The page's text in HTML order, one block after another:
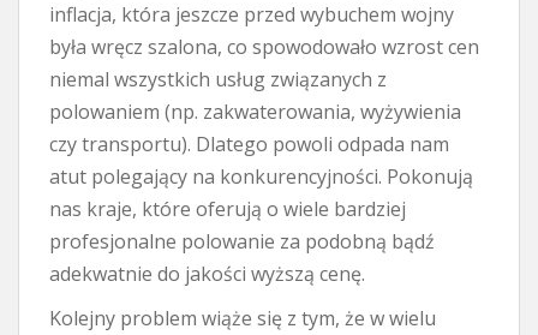
inflacja, która jeszcze przed wybuchem wojny
była wręcz szalona, co spowodowało wzrost cen
niemal wszystkich usług związanych z
polowaniem (np. zakwaterowania, wyżywienia
czy transportu). Dlatego powoli odpada nam
atut polegający na konkurencyjności. Pokonują
nas kraje, które oferują o wiele bardziej
profesjonalne polowanie za podobną bądź
adekwatnie do jakości wyższą cenę.
Kolejny problem wiąże się z tym, że w wielu